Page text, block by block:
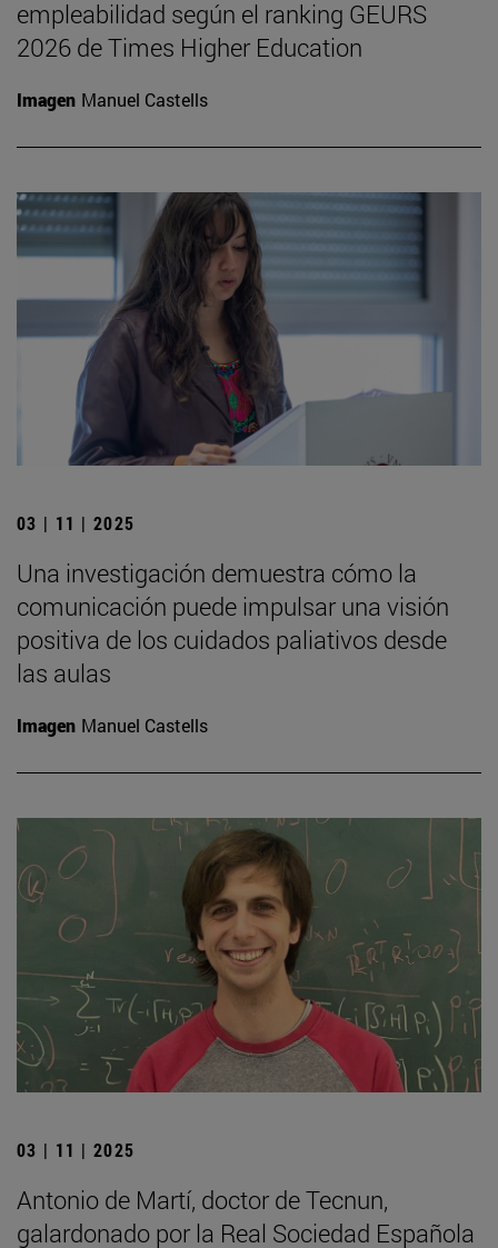
empleabilidad según el ranking GEURS
2026 de Times Higher Education
Imagen Manuel Castells
03 | 11 | 2025
Una investigación demuestra cómo la
comunicación puede impulsar una visión
positiva de los cuidados paliativos desde
las aulas
Imagen Manuel Castells
03 | 11 | 2025
Antonio de Martí, doctor de Tecnun,
galardonado por la Real Sociedad Española